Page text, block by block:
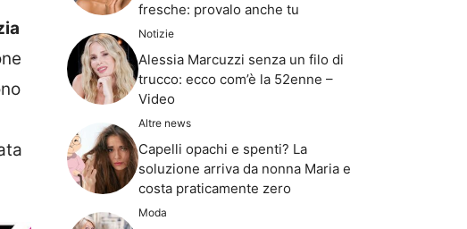
fresche: provalo anche tu
Notizie
Alessia Marcuzzi senza un filo di
trucco: ecco com’è la 52enne –
Video
Altre news
Capelli opachi e spenti? La
soluzione arriva da nonna Maria e
costa praticamente zero
Moda